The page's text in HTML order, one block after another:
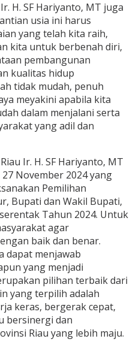
H. SF Hariyanto, MT juga
usia ini harus
yang telah kita raih,
kita untuk berbenah diri,
pembangunan
kualitas hidup
tidak mudah, penuh
meyakini apabila kita
dalam menjalani serta
yang adil dan
Ir. H. SF Hariyanto, MT
November 2024 yang
Pemilihan
Bupati dan Wakil Bupati,
Tahun 2024. Untuk
agar
baik dan benar.
dapat menjawab
yang menjadi
pilihan terbaik dari
yang terpilih adalah
keras, bergerak cepat,
bersinergi dan
Riau yang lebih maju.